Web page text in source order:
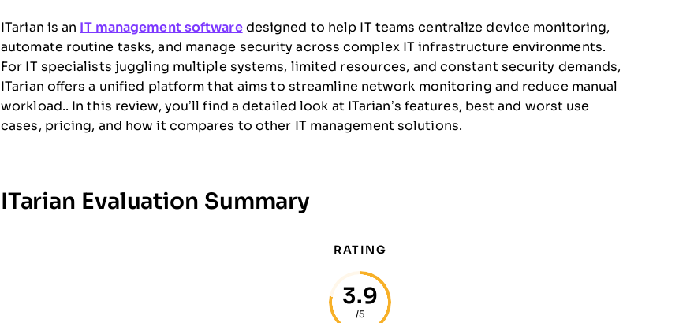
ITarian is an IT management softwaredesigned to help IT teams centralize device monitoring,
automate routine tasks, and manage security across complex IT infrastructure environments.
For IT specialists juggling multiple systems, limited resources, and constant security demands,
ITarian offers a unified platform that aims to streamline network monitoring and reduce manual
workload.. In this review, you’ll find a detailed look at ITarian’s features, best and worst use
cases, pricing, and how it compares to other IT management solutions.
ITarian Evaluation Summary
RATING
3.9
/5